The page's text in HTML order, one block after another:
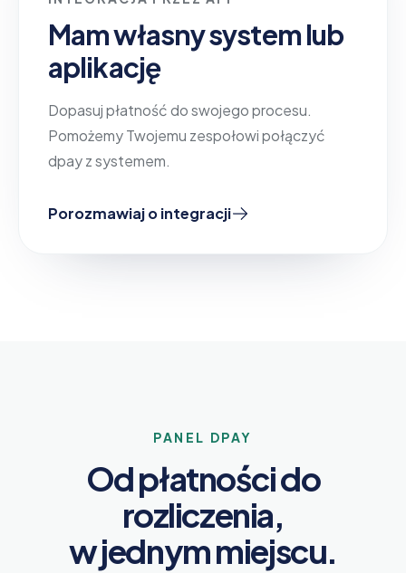
Mam własny system lub
aplikację
Dopasuj płatność do swojego procesu.
Pomożemy Twojemu zespołowi połączyć
dpay z systemem.
Porozmawiaj o integracji
PANEL DPAY
Od płatności do
rozliczenia,
w jednym miejscu.